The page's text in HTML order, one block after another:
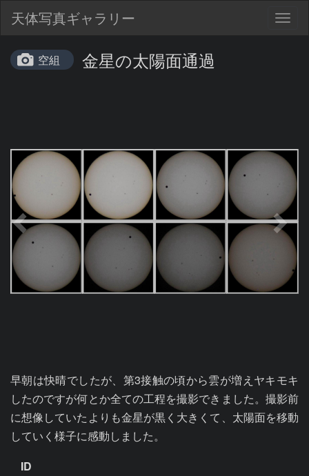
天体写真ギャラリー
空組 金星の太陽面通過
早朝は快晴でしたが、第3接触の頃から雲が増えヤキモキ
したのですが何とか全ての工程を撮影できました。撮影前
に想像していたよりも金星が黒く大きくて、太陽面を移動
していく様子に感動しました。
ID